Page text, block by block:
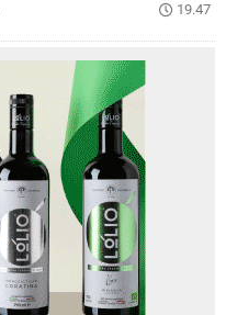
19.47